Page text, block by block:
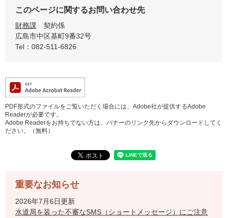
このページに関するお問い合わせ先
財務課
契約係
広島市中区基町9番32号
Tel：082-511-6826
PDF形式のファイルをご覧いただく場合には、Adobe社が提供するAdobe
Readerが必要です。
Adobe Readerをお持ちでない方は、バナーのリンク先からダウンロードしてく
ださい。（無料）
重要なお知らせ
2026年7月6日更新
水道局を装った不審なSMS（ショートメッセージ）にご注意